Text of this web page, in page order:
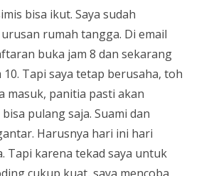
bisa ikut. Saya sudah
rumah tangga. Di email
buka jam 8 dan sekarang
Tapi saya tetap berusaha, toh
masuk, panitia pasti akan
pulang saja. Suami dan
Harusnya hari ini hari
Tapi karena tekad saya untuk